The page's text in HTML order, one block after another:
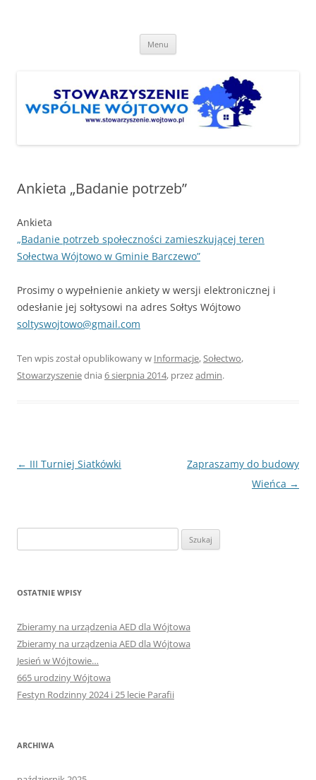
Wójtowo"
Menu
Ankieta „Badanie potrzeb”
Ankieta
„Badanie potrzeb społeczności zamieszkującej teren
Sołectwa Wójtowo w Gminie Barczewo”
Prosimy o wypełnienie ankiety w wersji elektronicznej i
odesłanie jej sołtysowi na adres Sołtys Wójtowo
soltyswojtowo@gmail.com
Ten wpis został opublikowany w Informacje,Sołectwo,
Stowarzyszeniednia 6 sierpnia 2014, przezadmin.
Nawigacja
← III Turniej Siatkówki
Zapraszamy do budowy
Wieńca →
OSTATNIE WPISY
Zbieramy na urządzenia AED dla Wójtowa
Zbieramy na urządzenia AED dla Wójtowa
Jesień w Wójtowie…
665 urodziny Wójtowa
Festyn Rodzinny 2024 i 25 lecie Parafii
ARCHIWA